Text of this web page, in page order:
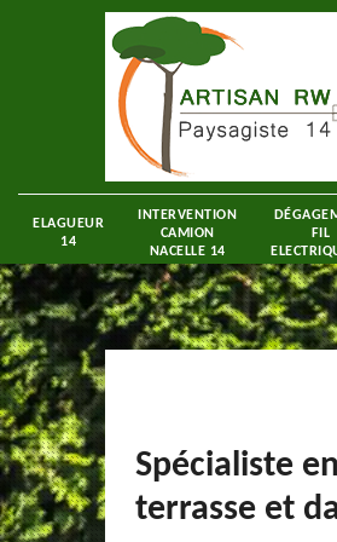
ELAGUEUR
14
INTERVENTION
CAMION
NACELLE 14
FIL
Spécialiste
terrasse et